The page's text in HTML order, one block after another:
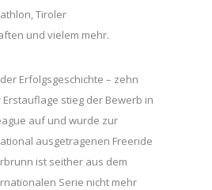
Tiroler
und vielem mehr.
Erfolgsgeschichte – zehn
Erstauflage stieg der Bewerb in
auf und wurde zur
ausgetragenen Freeride
ist seither aus dem
Serie nicht mehr